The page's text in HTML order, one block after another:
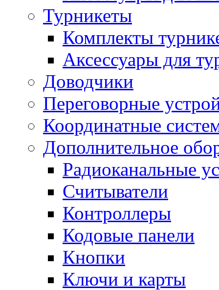
Турникеты
Комплекты
Аксессуары для
Доводчики
Переговорные
Координатные
Дополнительное
Радиоканальные
Считыватели
Контроллеры
Кодовые панели
Кнопки
Ключи и карты